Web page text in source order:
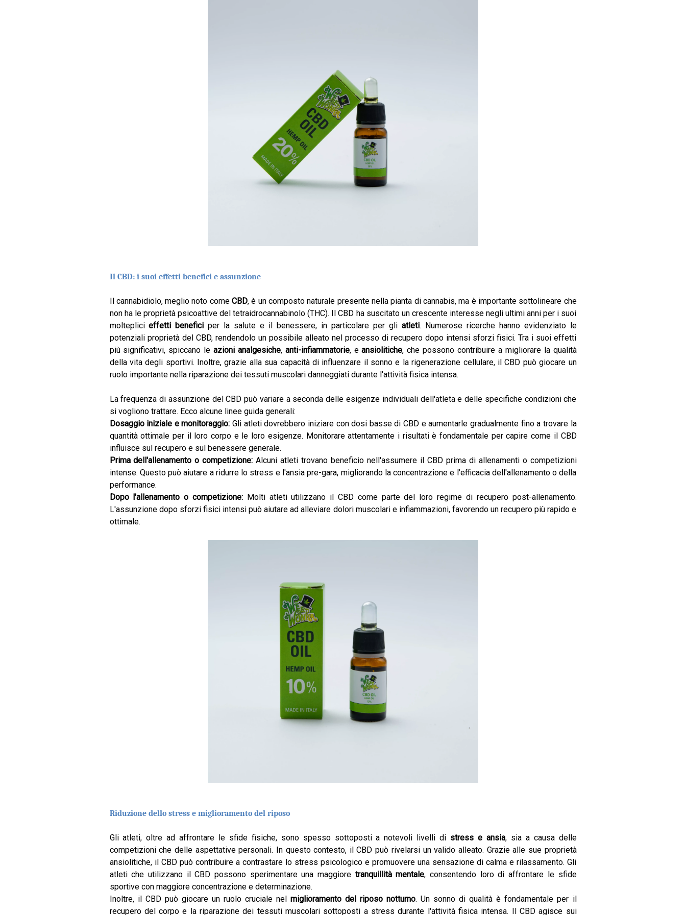
Il CBD: i suoi effetti benefici e assunzione
Il cannabidiolo, meglio noto comeCBD, è un composto naturale presente nella pianta di cannabis, ma è importante sottolineare che
non ha le proprietà psicoattive del tetraidrocannabinolo (THC). Il CBD ha suscitato un crescente interesse negli ultimi anni per i suoi
molteplicieffetti benefici per la salute e il benessere, in particolare per gli atleti. Numerose ricerche hanno evidenziato le
potenziali proprietà del CBD, rendendolo un possibile alleato nel processo di recupero dopo intensi sforzi fisici. Tra i suoi effetti
più significativi, spiccano le azioni analgesiche, anti-infiammatorie, eansiolitiche, che possono contribuire a migliorare la qualità
della vita degli sportivi. Inoltre, grazie alla sua capacità di influenzare il sonno e la rigenerazione cellulare, ilCBD può giocare un
ruolo importante nella riparazione dei tessuti muscolari danneggiati durante l'attività fisica intensa.
La frequenza di assunzione del CBD può variare a seconda delle esigenze individuali dell'atleta e delle specifiche condizioni che
si vogliono trattare. Ecco alcune linee guida generali:
Dosaggio iniziale e monitoraggio: Gli atleti dovrebbero iniziare condosi basse di CBD e aumentarle gradualmente fino a trovare la
quantità ottimale per il loro corpo e le loro esigenze. Monitorare attentamente i risultati è fondamentale per capire come il CBD
influisce sul recupero e sul benessere generale.
Prima dell'allenamento o competizione: Alcuni atleti trovano beneficio nell'assumere il CBD prima di allenamenti o competizioni
intense. Questo può aiutare a ridurre lo stress e l'ansia pre-gara, migliorando la concentrazione e l'efficacia dell'allenamento o della
performance.
Dopo l'allenamento o competizione:Molti atleti utilizzano il CBD come parte del loro regime di recupero post-allenamento.
L'assunzione dopo sforzi fisici intensi può aiutare ad alleviare dolori muscolari e infiammazioni, favorendo un recupero più rapido e
ottimale.
Riduzione dello stress e miglioramento del riposo
Gli atleti, oltre ad affrontare le sfide fisiche, sono spesso sottoposti a notevoli livelli di stress e ansia, sia a causa delle
competizioni che delle aspettative personali. In questo contesto, il CBD può rivelarsi un valido alleato. Grazie alle sue proprietà
ansiolitiche, il CBD può contribuire a contrastare lo stress psicologico e promuovere una sensazione di calma e rilassamento. Gli
atleti che utilizzano il CBD possono sperimentare una maggiore tranquillità mentale, consentendo loro di affrontare le sfide
sportive con maggiore concentrazione e determinazione.
Inoltre, il CBD può giocare un ruolo cruciale nel miglioramento del riposo notturno. Un sonno di qualità è fondamentale per il
recupero del corpo e la riparazione dei tessuti muscolari sottoposti a stress durante l'attività fisica intensa. Il CBD agisce sui